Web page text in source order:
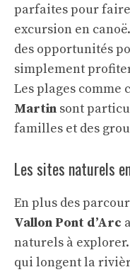
parfaites pour
excursion en
des opportunités
simplement
Les plages comme
Martin sont
familles et des
Les sites naturels
En plus des
Vallon Pont d’Arc
naturels à
qui longent la